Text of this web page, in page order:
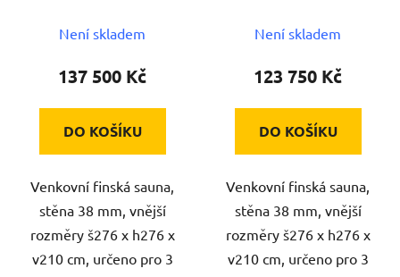
Není skladem
137 500 Kč
DO KOŠÍKU
Venkovní finská sauna,
stěna 38 mm, vnější
rozměry š276 x h276 x
v210 cm, určeno pro 3
Není skladem
123 750 Kč
DO KOŠÍKU
Venkovní finská sauna,
stěna 38 mm, vnější
rozměry š276 x h276 x
v210 cm, určeno pro 3